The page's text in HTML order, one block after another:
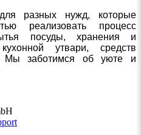
разных нужд, которые
реализовать процесс
посуды, хранения и
утвари, средств
Мы заботимся об уюте и